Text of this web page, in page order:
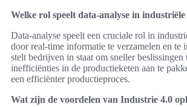
Welke rol speelt data-analyse in
Data-analyse speelt een cruciale rol in
door real-time informatie te verzamelen en te
stelt bedrijven in staat om sneller beslissingen
inefficiënties in de productieketen aan te
een efficiënter productieproces.
Wat zijn de voordelen van Industrie 4.0